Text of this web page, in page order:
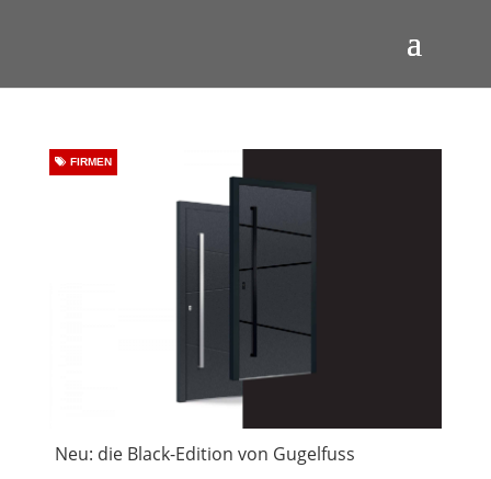
Neu: die Black-Edition von Gugelfuss
FIRMEN